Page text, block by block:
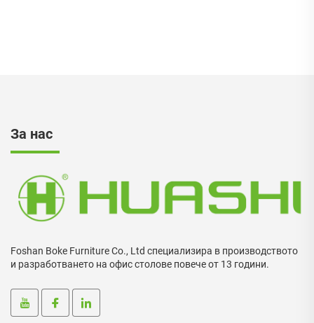
За нас
Foshan Boke Furniture Co., Ltd специализира в производството
и разработването на офис столове повече от 13 години.